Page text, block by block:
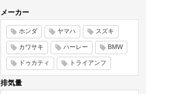
メーカー
ホンダ ヤマハ スズキ
カワサキ ハーレー BMW
ドゥカティ トライアンフ
排気量